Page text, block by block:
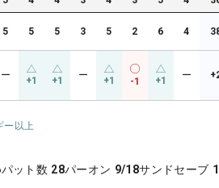
5 5 5 3 5 2 6 4
ー +1 +1 ー +1 -1 +1 ー
ー以上
パット数 28パーオン 9/18サンドセーブ